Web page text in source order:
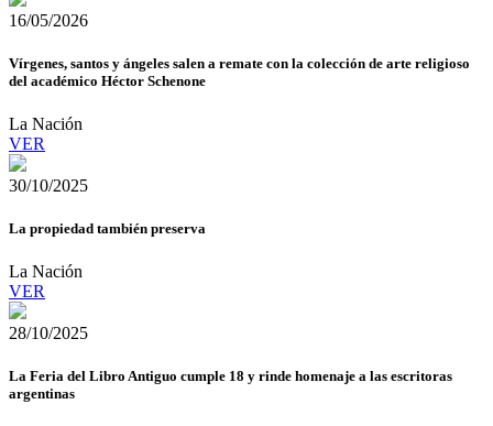
16/05/2026
Vírgenes, santos y ángeles salen a remate con la colección de arte religioso
del académico Héctor Schenone
La Nación
VER
30/10/2025
La propiedad también preserva
La Nación
VER
28/10/2025
La Feria del Libro Antiguo cumple 18 y rinde homenaje a las escritoras
argentinas